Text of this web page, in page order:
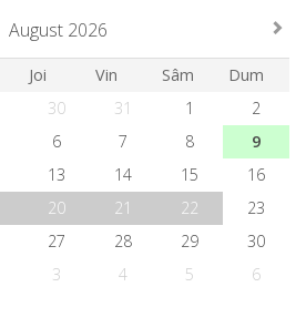
August 2026
Joi Vin Sâm
Dum
30 31 1
2
6 7 8
9
13 14 15
16
20 21 22
23
27 28 29
30
3 4 5 6